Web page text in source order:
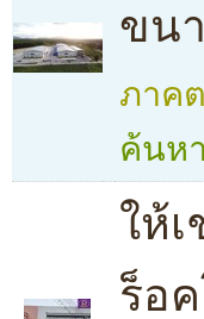
ขน
ภาค
ค้นห
ให้
ร็อ